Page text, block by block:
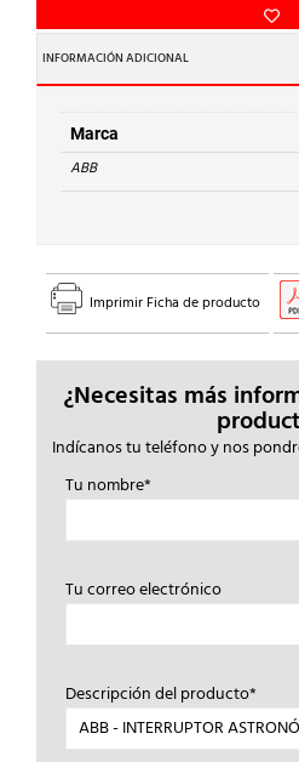
ASTRONÓMICO
Y
CREPUSCULAR
DWTL1
cantidad
INFORMACIÓN ADICIONAL
Marca
ABB
Imprimir Ficha de producto
¿Necesitas más
Indícanos tu teléfono y nos
Tu nombre*
Tu correo electrónico
Descripción del producto*